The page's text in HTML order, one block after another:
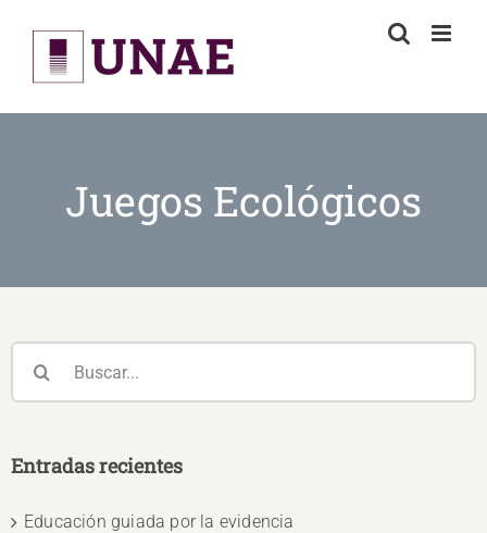
content
Juegos Ecológicos
Entradas recientes
Educación guiada por la evidencia